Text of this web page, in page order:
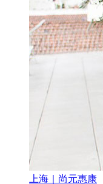
上海｜尚元惠康